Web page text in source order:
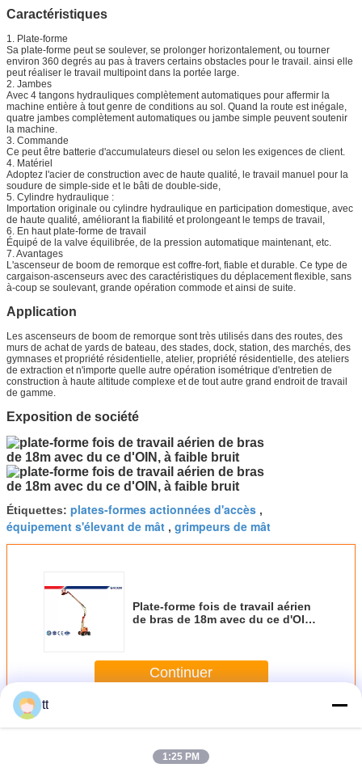
Caractéristiques
1. Plate-forme
Sa plate-forme peut se soulever, se prolonger horizontalement, ou tourner
environ 360 degrés au pas à travers certains obstacles pour le travail. ainsi elle
peut réaliser le travail multipoint dans la portée large.
2. Jambes
Avec 4 tangons hydrauliques complètement automatiques pour affermir la
machine entière à tout genre de conditions au sol. Quand la route est inégale,
quatre jambes complètement automatiques ou jambe simple peuvent soutenir
la machine.
3. Commande
Ce peut être batterie d'accumulateurs diesel ou selon les exigences de client.
4. Matériel
Adoptez l'acier de construction avec de haute qualité, le travail manuel pour la
soudure de simple-side et le bâti de double-side,
5. Cylindre hydraulique :
Importation originale ou cylindre hydraulique en participation domestique, avec
de haute qualité, améliorant la fiabilité et prolongeant le temps de travail,
6. En haut plate-forme de travail
Équipé de la valve équilibrée, de la pression automatique maintenant, etc.
7. Avantages
L'ascenseur de boom de remorque est coffre-fort, fiable et durable. Ce type de
cargaison-ascenseurs avec des caractéristiques du déplacement flexible, sans
à-coup se soulevant, grande opération commode et ainsi de suite.
Application
Les ascenseurs de boom de remorque sont très utilisés dans des routes, des
murs de achat de yards de bateau, des stades, dock, station, des marchés, des
gymnases et propriété résidentielle, atelier, propriété résidentielle, des ateliers
de extraction et n'importe quelle autre opération isométrique d'entretien de
construction à haute altitude complexe et de tout autre grand endroit de travail
de gamme.
Exposition de société
Étiquettes: plates-formes actionnées d'accès ,
équipement s'élevant de mât , grimpeurs de mât
Plate-forme fois de travail aérien
de bras de 18m avec du ce d'OIN,
Continuer
PlusMât escalade des plates-formes de travail
tt
1:25 PM